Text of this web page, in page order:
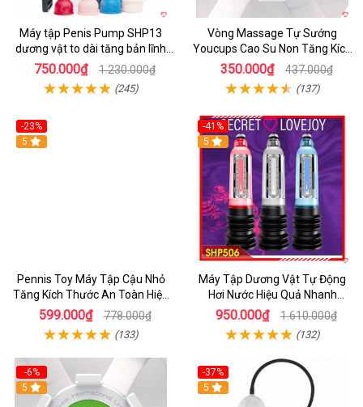
Máy tập Penis Pump SHP13
dương vật to dài tăng bản lĩnh
nam
750.000₫ 1.230.000₫
(245)
Vòng Massage Tự Sướng
Youcups Cao Su Non Tăng Kích
Thước Dương Vật Hiệu Quả
350.000₫ 437.000₫
(137)
-23%
5
Pennis Toy Máy Tập Cậu Nhỏ
Tăng Kích Thước An Toàn Hiệu
Quả
599.000₫ 778.000₫
(133)
-41%
5
Máy Tập Dương Vật Tự Động
Hơi Nước Hiệu Quả Nhanh
SHP506
950.000₫ 1.610.000₫
(132)
-6%
5
-37%
5